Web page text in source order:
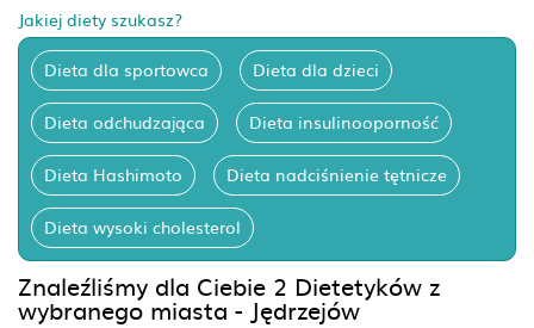
Jakiej diety szukasz?
Dieta dla sportowca Dieta dla dzieci
Dieta odchudzająca Dieta insulinooporność
Dieta Hashimoto Dieta nadciśnienie tętnicze
Dieta wysoki cholesterol
Znaleźliśmy dla Ciebie 2 Dietetyków z
wybranego miasta - Jędrzejów